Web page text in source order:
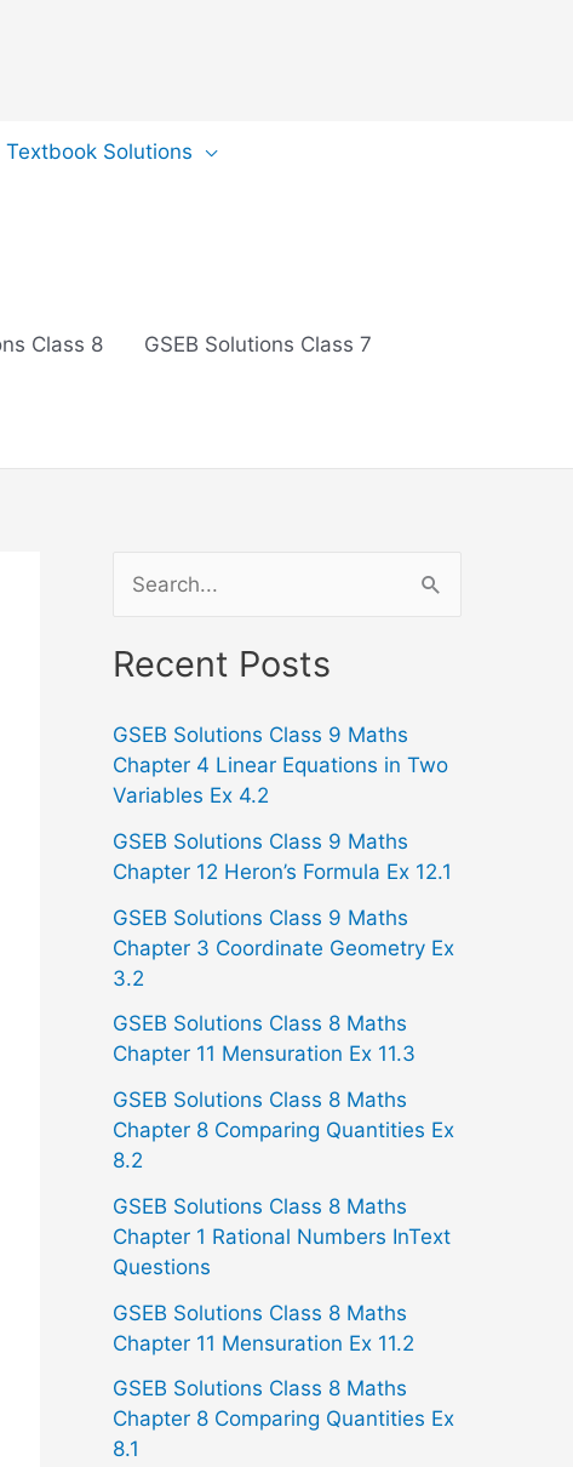
Solutions
Class 8 GSEB Solutions Class 7
a
c
h
o
:
Recent Posts
GSEB Solutions Class 9 Maths
Chapter 4 Linear Equations in Two
Variables Ex 4.2
GSEB Solutions Class 9 Maths
Chapter 12 Heron’s Formula Ex 12.1
GSEB Solutions Class 9 Maths
Chapter 3 Coordinate Geometry Ex
3.2
GSEB Solutions Class 8 Maths
Chapter 11 Mensuration Ex 11.3
GSEB Solutions Class 8 Maths
Chapter 8 Comparing Quantities Ex
8.2
GSEB Solutions Class 8 Maths
Chapter 1 Rational Numbers InText
Questions
GSEB Solutions Class 8 Maths
Chapter 11 Mensuration Ex 11.2
GSEB Solutions Class 8 Maths
Chapter 8 Comparing Quantities Ex
8.1